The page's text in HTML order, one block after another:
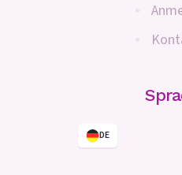
DE